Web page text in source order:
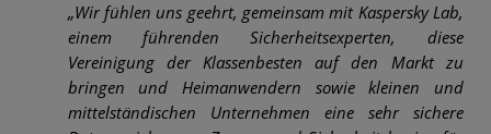
„Wir fühlen uns geehrt, gemeinsam mit Kaspersky Lab,
einem führenden Sicherheitsexperten, diese
Vereinigung der Klassenbesten auf den Markt zu
bringen und Heimanwendern sowie kleinen und
mittelständischen Unternehmen eine sehr sichere